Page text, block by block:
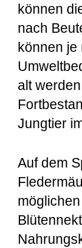
können
nach
können je
alt
Jungtier
Auf dem